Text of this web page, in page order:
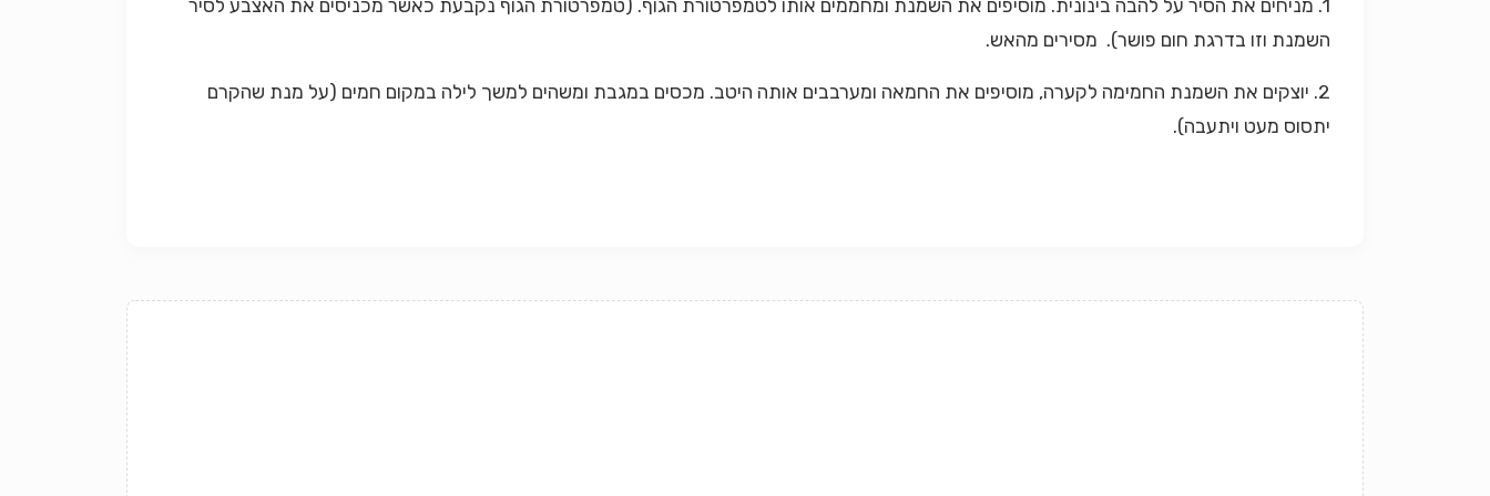
1. מניחים את הסיר על להבה בינונית. מוסיפים את השמנת ומחממים אותו לטמפרטורת הגוף. (טמפרטורת הגוף נקבעת כאשר מכניסים את האצבע לסיר
השמנת וזו בדרגת חום פושר). מסירים מהאש.
2. יוצקים את השמנת החמימה לקערה, מוסיפים את החמאה ומערבבים אותה היטב. מכסים במגבת ומשהים למשך לילה במקום חמים (על מנת שהקרם
יתסוס מעט ויתעבה).